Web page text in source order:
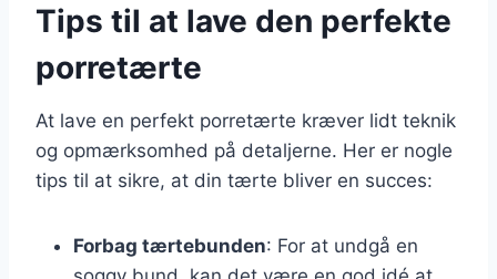
Tips til at lave den perfekte
porretærte
At lave en perfekt porretærte kræver lidt teknik
og opmærksomhed på detaljerne. Her er nogle
tips til at sikre, at din tærte bliver en succes:
Forbag tærtebunden: For at undgå en